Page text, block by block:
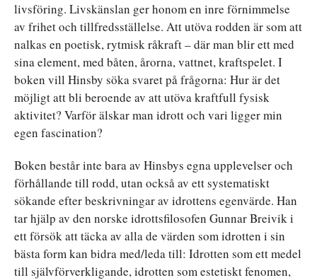
livsföring. Livskänslan ger honom en inre förnimmelse
av frihet och tillfredsställelse. Att utöva rodden är som att
nalkas en poetisk, rytmisk råkraft – där man blir ett med
sina element, med båten, årorna, vattnet, kraftspelet. I
boken vill Hinsby söka svaret på frågorna: Hur är det
möjligt att bli beroende av att utöva kraftfull fysisk
aktivitet? Varför älskar man idrott och vari ligger min
egen fascination?
Boken består inte bara av Hinsbys egna upplevelser och
förhållande till rodd, utan också av ett systematiskt
sökande efter beskrivningar av idrottens egenvärde. Han
tar hjälp av den norske idrottsfilosofen Gunnar Breivik i
ett försök att täcka av alla de värden som idrotten i sin
bästa form kan bidra med/leda till: Idrotten som ett medel
till självförverkligande, idrotten som estetiskt fenomen,